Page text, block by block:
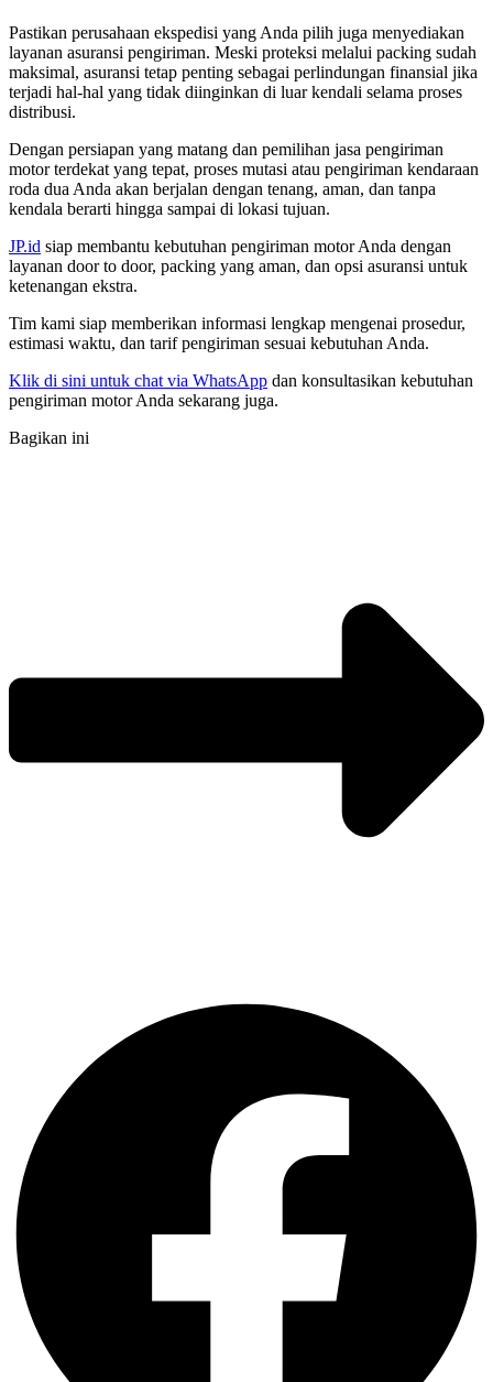
Pastikan perusahaan ekspedisi yang Anda pilih juga menyediakan
layanan asuransi pengiriman. Meski proteksi melalui packing sudah
maksimal, asuransi tetap penting sebagai perlindungan finansial jika
terjadi hal-hal yang tidak diinginkan di luar kendali selama proses
distribusi.
Dengan persiapan yang matang dan pemilihan jasa pengiriman
motor terdekat yang tepat, proses mutasi atau pengiriman kendaraan
roda dua Anda akan berjalan dengan tenang, aman, dan tanpa
kendala berarti hingga sampai di lokasi tujuan.
JP.id siap membantu kebutuhan pengiriman motor Anda dengan
layanan door to door, packing yang aman, dan opsi asuransi untuk
ketenangan ekstra.
Tim kami siap memberikan informasi lengkap mengenai prosedur,
estimasi waktu, dan tarif pengiriman sesuai kebutuhan Anda.
Klik di sini untuk chat via WhatsApp dan konsultasikan kebutuhan
pengiriman motor Anda sekarang juga.
Bagikan ini